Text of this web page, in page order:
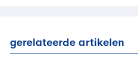
gerelateerde artikelen